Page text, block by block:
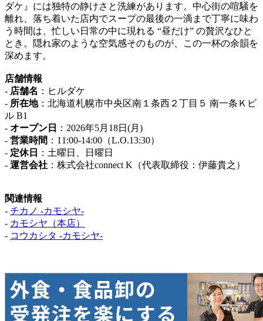
ダケ』には独特の静けさと洗練があります。中心街の喧騒を
離れ、落ち着いた店内でスープの最後の一滴まで丁寧に味わ
う時間は、忙しい日常の中に現れる “昼だけ” の贅沢なひと
とき。隠れ家のような空気感そのものが、この一杯の余韻を
深めます。
店舗情報
- 店舗名 ：ヒルダケ
- 所在地：北海道札幌市中央区南１条西２丁目５ 南一条Ｋビ
ル B1
- オープン日
：2026年5月18日(月)
- 営業時間 ：11:00-14:00（L.O.13:30）
- 定休日
：土曜日、日曜日
- 運営会社 ：株式会社connect K（代表取締役：伊藤貴之）
関連情報
- チカノ -カモシヤ-
- カモシヤ（本店）
- コウカシタ -カモシヤ-